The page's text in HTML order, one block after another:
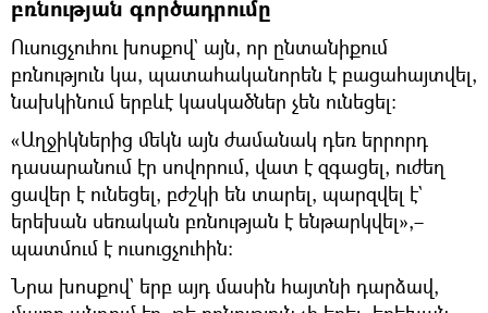
բռնության գործադրումը
Ուսուցչուհու խոսքով` այն, որ ընտանիքում
բռնություն կա, պատահականորեն է բացահայտվել,
նախկինում երբևէ կասկածներ չեն ունեցել։
«Աղջիկներից մեկն այն ժամանակ դեռ երրորդ
դասարանում էր սովորում, վատ է զգացել, ուժեղ
ցավեր է ունեցել, բժշկի են տարել, պարզվել է`
երեխան սեռական բռնության է ենթարկվել»,–
պատմում է ուսուցչուհին։
Նրա խոսքով` երբ այդ մասին հայտնի դարձավ,